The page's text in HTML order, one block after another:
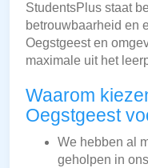
StudentsPlus staat
betrouwbaarheid en
Oegstgeest en
maximale uit het
Waarom
Oegstgeest
We hebben al
geholpen in